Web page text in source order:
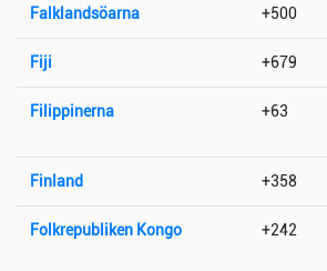
Falklandsöarna +500
Fiji +679
Filippinerna +63
Finland +358
Folkrepubliken Kongo +242